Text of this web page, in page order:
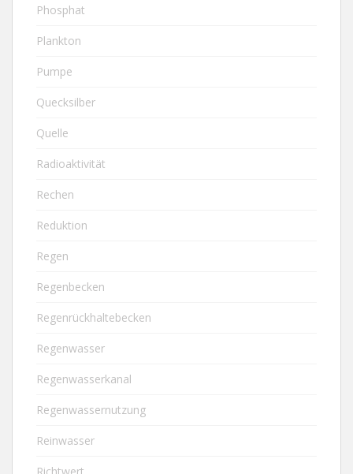
Phosphat
Plankton
Pumpe
Quecksilber
Quelle
Radioaktivität
Rechen
Reduktion
Regen
Regenbecken
Regenrückhaltebecken
Regenwasser
Regenwasserkanal
Regenwassernutzung
Reinwasser